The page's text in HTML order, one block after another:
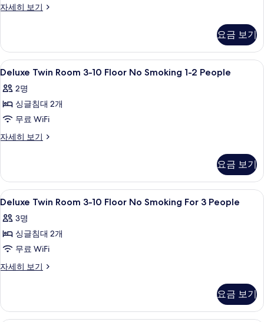
터
모
기
자세히 보기
Standard
세
히
보
요금 보기
Deluxe
Twin
Room
3-
10
Floor
1-
2
People
사
진
모
두
1
Deluxe Twin Room 3-10 Floor No Smoking 1-2 People
2명
싱글침대 2개
무료 WiFi
자세히 보기
Deluxe
10
Floor
No
1-
2
자
세
히
요금 보기
Deluxe
Twin
Room
3-
10
Floor
For
3
1
Deluxe Twin Room 3-10 Floor No Smoking For 3 People
3명
싱글침대 2개
무료 WiFi
자세히 보기
Deluxe
10
Floor
요금 보기